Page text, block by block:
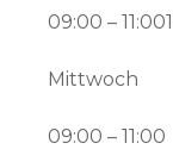
09:00 –
Mittwoch
09:00 – 11:00